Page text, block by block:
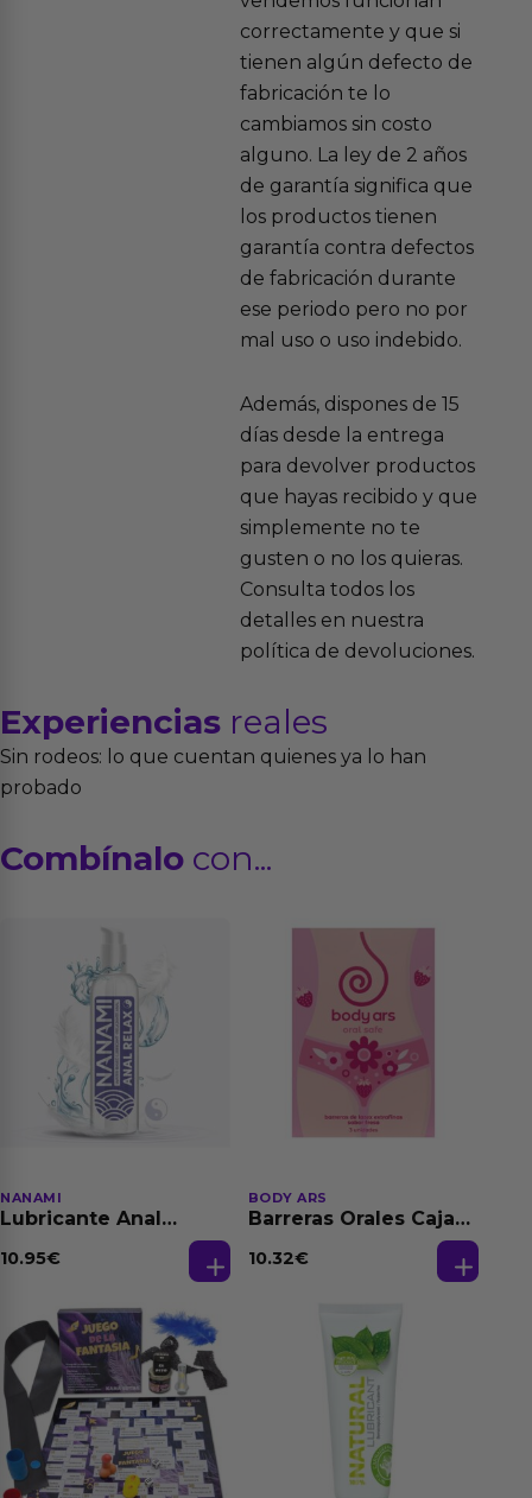
correctamente y que si
tienen algún defecto de
fabricación te lo
cambiamos sin costo
alguno. La ley de 2 años
de garantía significa que
los productos tienen
garantía contra defectos
de fabricación durante
ese periodo pero no por
mal uso o uso indebido.
Además, dispones de 15
días desde la entrega
para devolver productos
que hayas recibido y que
simplemente no te
gusten o no los quieras.
Consulta todos los
detalles en nuestra
política de devoluciones.
Experiencias reales
Sin rodeos: lo que cuentan quienes ya lo han
probado
Combínalo con...
NANAMI
Lubricante Anal
Dilatación Base Agua
10.95€
BODY ARS
Barreras Orales Caja
10.32€